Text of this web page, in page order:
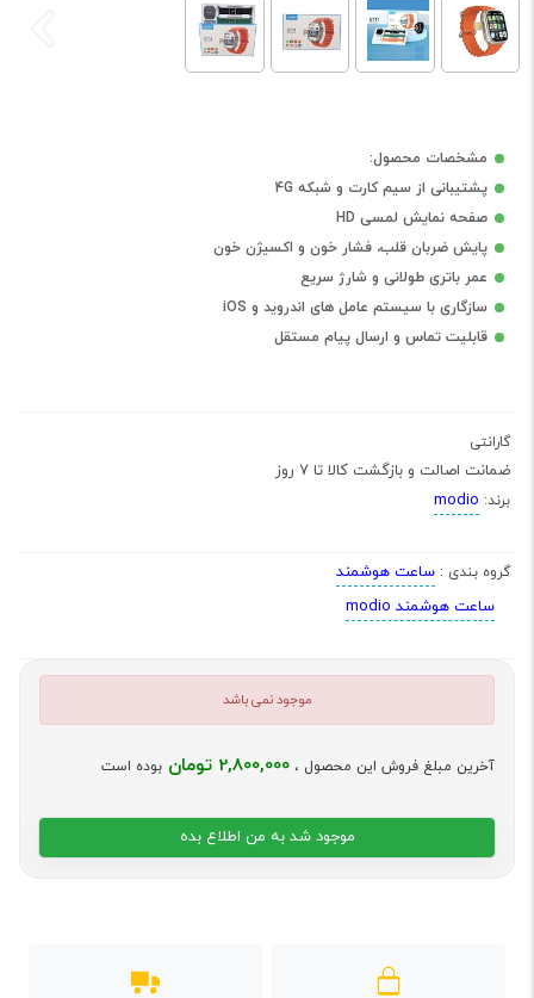
مشخصات محصول:
پشتیبانی از سیم کارت و شبکه 4G
صفحه نمایش لمسی HD
پایش ضربان قلب، فشار خون و اکسیژن خون
عمر باتری طولانی و شارژ سریع
سازگاری با سیستم عامل های اندروید و iOS
قابلیت تماس و ارسال پیام مستقل
گارانتی
ضمانت اصالت و بازگشت کالا تا 7 روز
برند: modio
گروه بندی : ساعت هوشمند
ساعت هوشمند modio
موجود نمی باشد
آخرین مبلغ فروش این محصول ، 2,800,000 تومان بوده است
موجود شد به من اطلاع بده